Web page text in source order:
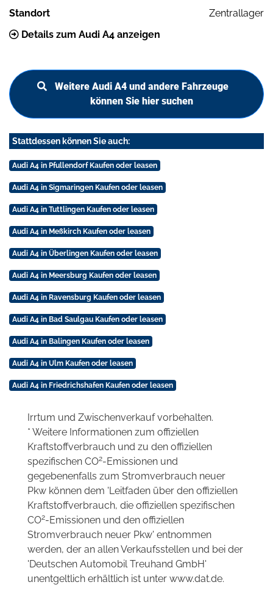
Standort
Zentrallager
Details zum Audi A4 anzeigen
Weitere Audi A4 und andere Fahrzeuge
können Sie hier suchen
Stattdessen können Sie auch:
Audi A4 in Pfullendorf Kaufen oder leasen
Audi A4 in Sigmaringen Kaufen oder leasen
Audi A4 in Tuttlingen Kaufen oder leasen
Audi A4 in Meßkirch Kaufen oder leasen
Audi A4 in Überlingen Kaufen oder leasen
Audi A4 in Meersburg Kaufen oder leasen
Audi A4 in Ravensburg Kaufen oder leasen
Audi A4 in Bad Saulgau Kaufen oder leasen
Audi A4 in Balingen Kaufen oder leasen
Audi A4 in Ulm Kaufen oder leasen
Audi A4 in Friedrichshafen Kaufen oder leasen
Irrtum und Zwischenverkauf vorbehalten.
* Weitere Informationen zum offiziellen
Kraftstoffverbrauch und zu den offiziellen
spezifischen CO2-Emissionen und
gegebenenfalls zum Stromverbrauch neuer
Pkw können dem 'Leitfaden über den offiziellen
Kraftstoffverbrauch, die offiziellen spezifischen
CO2-Emissionen und den offiziellen
Stromverbrauch neuer Pkw' entnommen
werden, der an allen Verkaufsstellen und bei der
'Deutschen Automobil Treuhand GmbH'
unentgeltlich erhältlich ist unter www.dat.de.